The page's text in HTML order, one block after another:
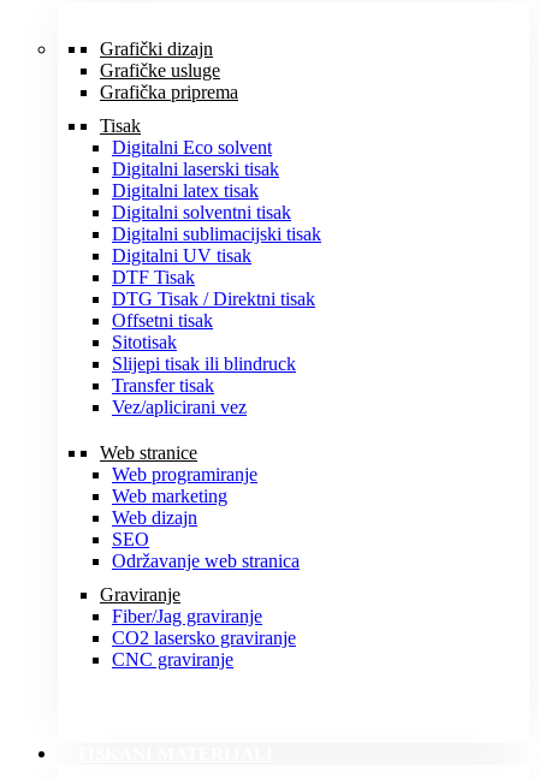
Grafički dizajn
Grafičke usluge
Grafička priprema
Tisak
Digitalni Eco solvent
Digitalni laserski tisak
Digitalni latex tisak
Digitalni solventni tisak
Digitalni sublimacijski tisak
Digitalni UV tisak
DTF Tisak
DTG Tisak / Direktni tisak
Offsetni tisak
Sitotisak
Slijepi tisak ili blindruck
Transfer tisak
Vez/aplicirani vez
Web stranice
Web programiranje
Web marketing
Web dizajn
SEO
Održavanje web stranica
Graviranje
Fiber/Jag graviranje
CO2 lasersko graviranje
CNC graviranje